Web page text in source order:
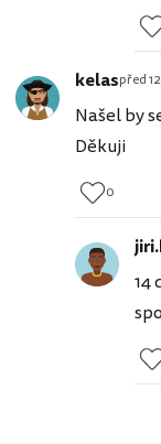
kelaspřed
Našel by
Děkuji
0
14